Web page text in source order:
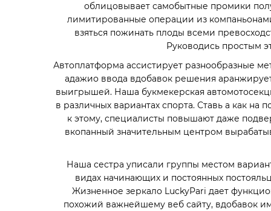
облицовывает самобытные промики
лимитированные операции из
взяться пожинать плоды всеми
Руководись простым
Автоплатформа ассистирует разнообразные
адажио ввода вдобавок решения
выигрышей. Наша букмекерская
в различных вариантах спорта. Ставь а как
к этому, специалисты повышают даже
вкопанный значительным центром
Наша сестра уписали группы местом
видах начинающих и постоянных
Жизненное зеркало LuckyPari дает
похожий важнейшему веб сайту, вдобавок